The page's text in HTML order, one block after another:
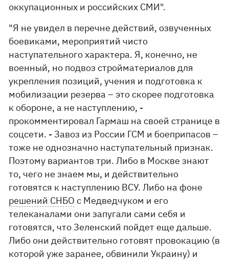
оккупационных и российских СМИ".
"Я не увидел в перечне действий, озвученных
боевиками, мероприятий чисто
наступательного характера. Я, конечно, не
военный, но подвоз стройматериалов для
укрепления позиций, учения и подготовка к
мобилизации резерва – это скорее подготовка
к обороне, а не наступлению, -
прокомментировал Гармаш на своей странице в
соцсети. - Завоз из России ГСМ и боеприпасов –
тоже не однозначно наступательный признак.
Поэтому вариантов три. Либо в Москве знают
то, чего не знаем мы, и действительно
готовятся к наступлению ВСУ. Либо на фоне
решений СНБО с Медведчуком и его
телеканалами они запугали сами себя и
готовятся, что Зеленский пойдет еще дальше.
Либо они действительно готовят провокацию (в
которой уже заранее, обвинили Украину) и